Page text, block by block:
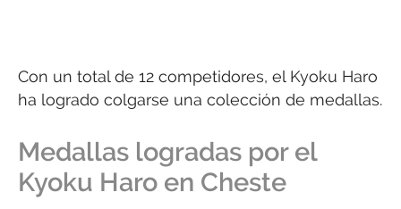
Con un total de 12 competidores, el Kyoku Haro
ha logrado colgarse una colección de medallas.
Medallas logradas por el
Kyoku Haro en Cheste